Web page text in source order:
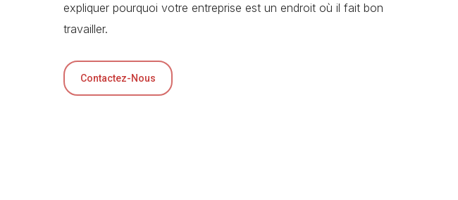
expliquer pourquoi votre entreprise est un endroit où il fait bon
travailler.
Contactez-Nous